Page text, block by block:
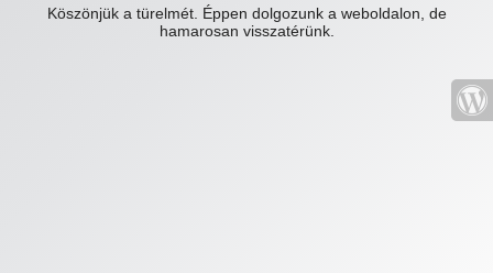
Köszönjük a türelmét. Éppen dolgozunk a weboldalon, de
hamarosan visszatérünk.